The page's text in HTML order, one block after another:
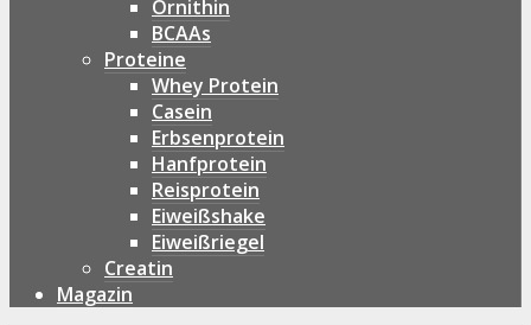
Ornithin
BCAAs
Proteine
Whey Protein
Casein
Erbsenprotein
Hanfprotein
Reisprotein
Eiweißshake
Eiweißriegel
Creatin
Magazin